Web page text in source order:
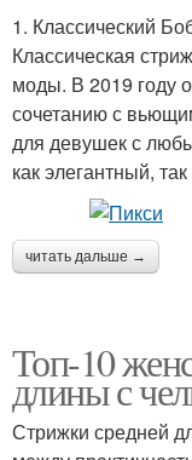
1. Классический
Классическая
моды. В 2019 году
сочетанию с
для девушек с
как элегантный,
читать дальше →
Топ-10
длины с
Стрижки средней